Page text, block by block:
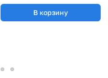
В корзину